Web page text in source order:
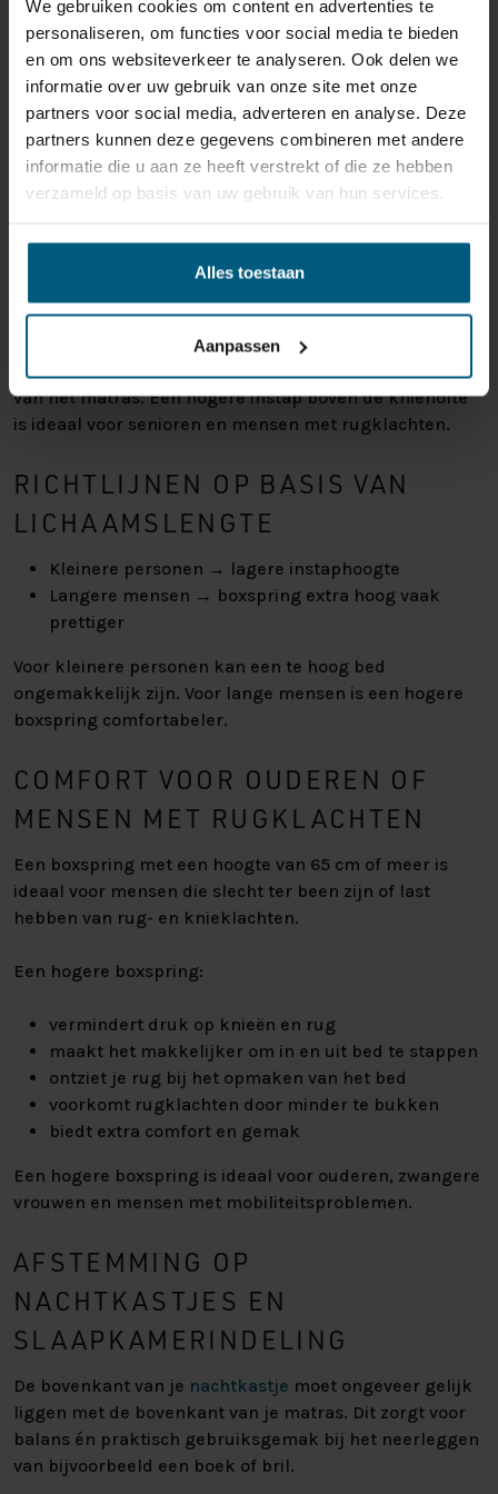
We gebruiken cookies om content en advertenties te
personaliseren, om functies voor social media te bieden
en om ons websiteverkeer te analyseren. Ook delen we
informatie over uw gebruik van onze site met onze
partners voor social media, adverteren en analyse. Deze
partners kunnen deze gegevens combineren met andere
informatie die u aan ze heeft verstrekt of die ze hebben
verzameld op basis van uw gebruik van hun services.
Alles toestaan
Aanpassen
HOOGTE VAN JE BOXSPRING?
De ideale hoogte van een bed is afhankelijk van jouw
eigen lengte, fysieke behoeften en persoonlijke
voorkeuren. Wat voor de één perfect is, voelt voor de
ander te hoog of te laag.
DE IDEALE INSTAPHOOGTE
BEPALEN
bed gaat zitten, moeten je voeten plat op de vloer staan
en je knieën een hoek van 90 graden maken. De
knieholte komt dan ongeveer gelijk met de bovenkant
van het matras. Een hogere instap boven de knieholte
is ideaal voor senioren en mensen met rugklachten.
RICHTLIJNEN OP BASIS VAN
LICHAAMSLENGTE
Kleinere personen → lagere instaphoogte
Langere mensen → boxspring extra hoog vaak
prettiger
Voor kleinere personen kan een te hoog bed
ongemakkelijk zijn. Voor lange mensen is een hogere
boxspring comfortabeler.
COMFORT VOOR OUDEREN OF
MENSEN MET RUGKLACHTEN
Een boxspring met een hoogte van 65 cm of meer is
ideaal voor mensen die slecht ter been zijn of last
hebben van rug- en knieklachten.
Een hogere boxspring:
vermindert druk op knieën en rug
maakt het makkelijker om in en uit bed te stappen
ontziet je rug bij het opmaken van het bed
voorkomt rugklachten door minder te bukken
biedt extra comfort en gemak
Een hogere boxspring is ideaal voor ouderen, zwangere
vrouwen en mensen met mobiliteitsproblemen.
AFSTEMMING OP
NACHTKASTJES EN
SLAAPKAMERINDELING
De bovenkant van je nachtkastje moet ongeveer gelijk
liggen met de bovenkant van je matras. Dit zorgt voor
balans én praktisch gebruiksgemak bij het neerleggen
van bijvoorbeeld een boek of bril.